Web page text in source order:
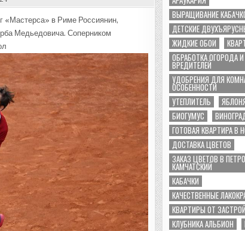
«Мастерса» в Риме Россиянин,
Медьедовича. Соперником
ВЫРАЩИВАНИЕ
ДЕТСКИЕ
ЖИДКИЕ ОБОИ
ОБРАБОТКА ОГОРОДА
ВРЕДИТЕЛЕЙ
УДОБРЕНИЯ ДЛЯ
ОСОБЕННОСТИ
УТЕПЛИТЕЛЬ
БИОГУМУС
ГОТОВАЯ КВАРТИРА В
ДОСТАВКА ЦВЕТОВ
ЗАКАЗ ЦВЕТОВ В
КАМЧАТСКИЙ
КАБАЧКИ
КАЧЕСТВЕННЫЕ
КВАРТИРЫ ОТ
КЛУБНИКА АЛЬБИОН